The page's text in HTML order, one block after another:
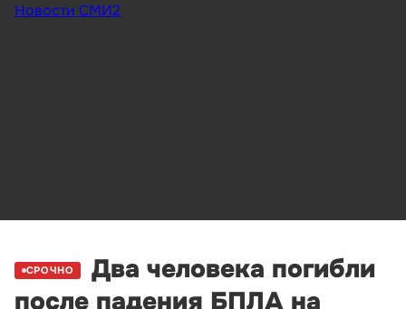
Новости СМИ2
СРОЧНО
Два человека погибли
после падения БПЛА на